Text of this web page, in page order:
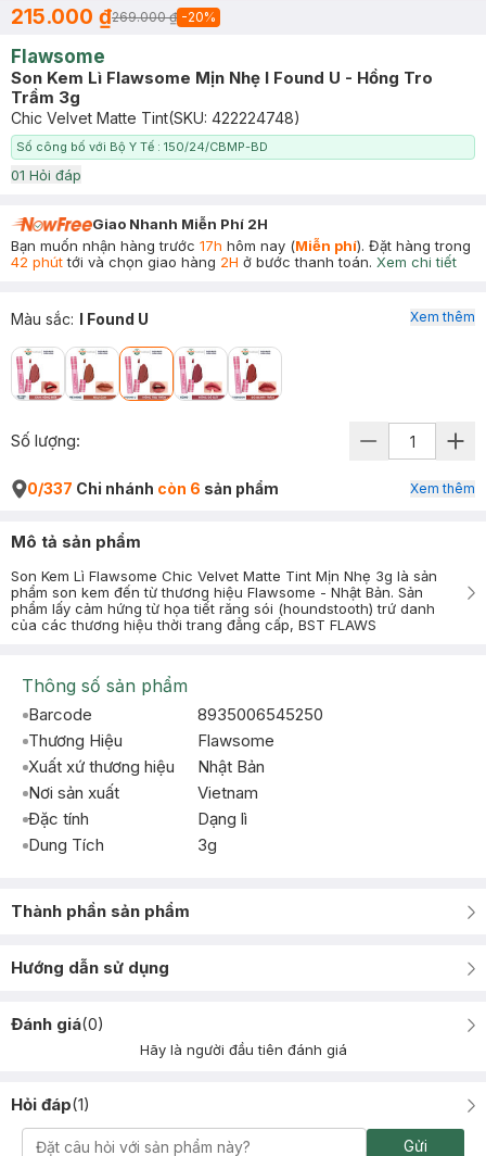
215.000 ₫269.000 ₫ -20%
Flawsome
Son Kem Lì Flawsome Mịn Nhẹ I Found U - Hồng Tro
Trầm 3g
Chic Velvet Matte Tint(SKU: 422224748)
Số công bố với Bộ Y Tế : 150/24/CBMP-BD
01 Hỏi đáp
Giao Nhanh Miễn Phí 2H
Bạn muốn nhận hàng trước 17h hôm nay (Miễn phí). Đặt hàng trong
42 phúttới và chọn giao hàng 2H ở bước thanh toán. Xem chi tiết
Màu sắc: I Found U Xem thêm
Số lượng:
0/337 Chi nhánh còn 6 sản phẩm Xem thêm
Mô tả sản phẩm
Son Kem Lì Flawsome Chic Velvet Matte Tint Mịn Nhẹ 3g là sản
phẩm son kem đến từ thương hiệu Flawsome - Nhật Bản. Sản
phẩm lấy cảm hứng từ họa tiết răng sói (houndstooth) trứ danh
của các thương hiệu thời trang đẳng cấp, BST FLAWS
Thông số sản phẩm
Barcode
8935006545250
Thương Hiệu
Flawsome
Xuất xứ thương hiệu
Nhật Bản
Nơi sản xuất
Vietnam
Đặc tính
Dạng lì
Dung Tích
3g
Thành phần sản phẩm
Hướng dẫn sử dụng
Đánh giá(0)
Hãy là người đầu tiên đánh giá
Hỏi đáp(1)
Gửi